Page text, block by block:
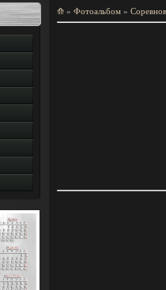
⟰ » Фотоальбом »